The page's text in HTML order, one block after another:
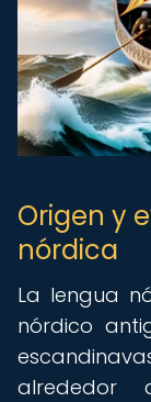
Origen y
nórdica
La lengua
nórdico
alrededor